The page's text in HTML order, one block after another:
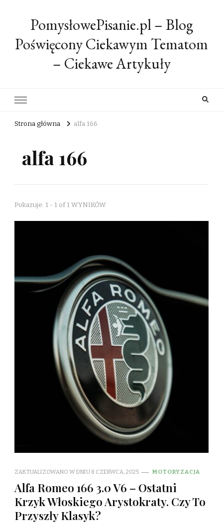
PomysłowePisanie.pl – Blog
Poświęcony Ciekawym Tematom
– Ciekawe Artykuły
Strona główna alfa 166
alfa 166
Pokazuje: 1 - 1 of 1 WYNIKÓW
ZAKTUALIZOWANO W DNIU 8 CZERWCA, 2025 MOTORYZACJA
Alfa Romeo 166 3.0 V6 – Ostatni
Krzyk Włoskiego Arystokraty. Czy To
Przyszły Klasyk?